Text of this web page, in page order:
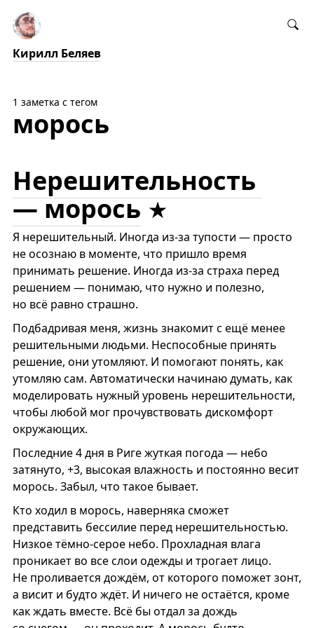
Кирилл Беляев
1 заметка с тегом
морось
Нерешительность
— морось
Я нерешительный. Иногда из-за тупости — просто
не осознаю в моменте, что пришло время
принимать решение. Иногда из-за страха перед
решением — понимаю, что нужно и полезно,
но всё равно страшно.
Подбадривая меня, жизнь знакомит с ещё менее
решительными людьми. Неспособные принять
решение, они утомляют. И помогают понять, как
утомляю сам. Автоматически начинаю думать, как
моделировать нужный уровень нерешительности,
чтобы любой мог прочувствовать дискомфорт
окружающих.
Последние 4 дня в Риге жуткая погода — небо
затянуто, +3, высокая влажность и постоянно весит
морось. Забыл, что такое бывает.
Кто ходил в морось, наверняка сможет
представить бессилие перед нерешительностью.
Низкое тёмно-серое небо. Прохладная влага
проникает во все слои одежды и трогает лицо.
Не проливается дождём, от которого поможет зонт,
а висит и будто ждёт. И ничего не остаётся, кроме
как ждать вместе. Всё бы отдал за дождь